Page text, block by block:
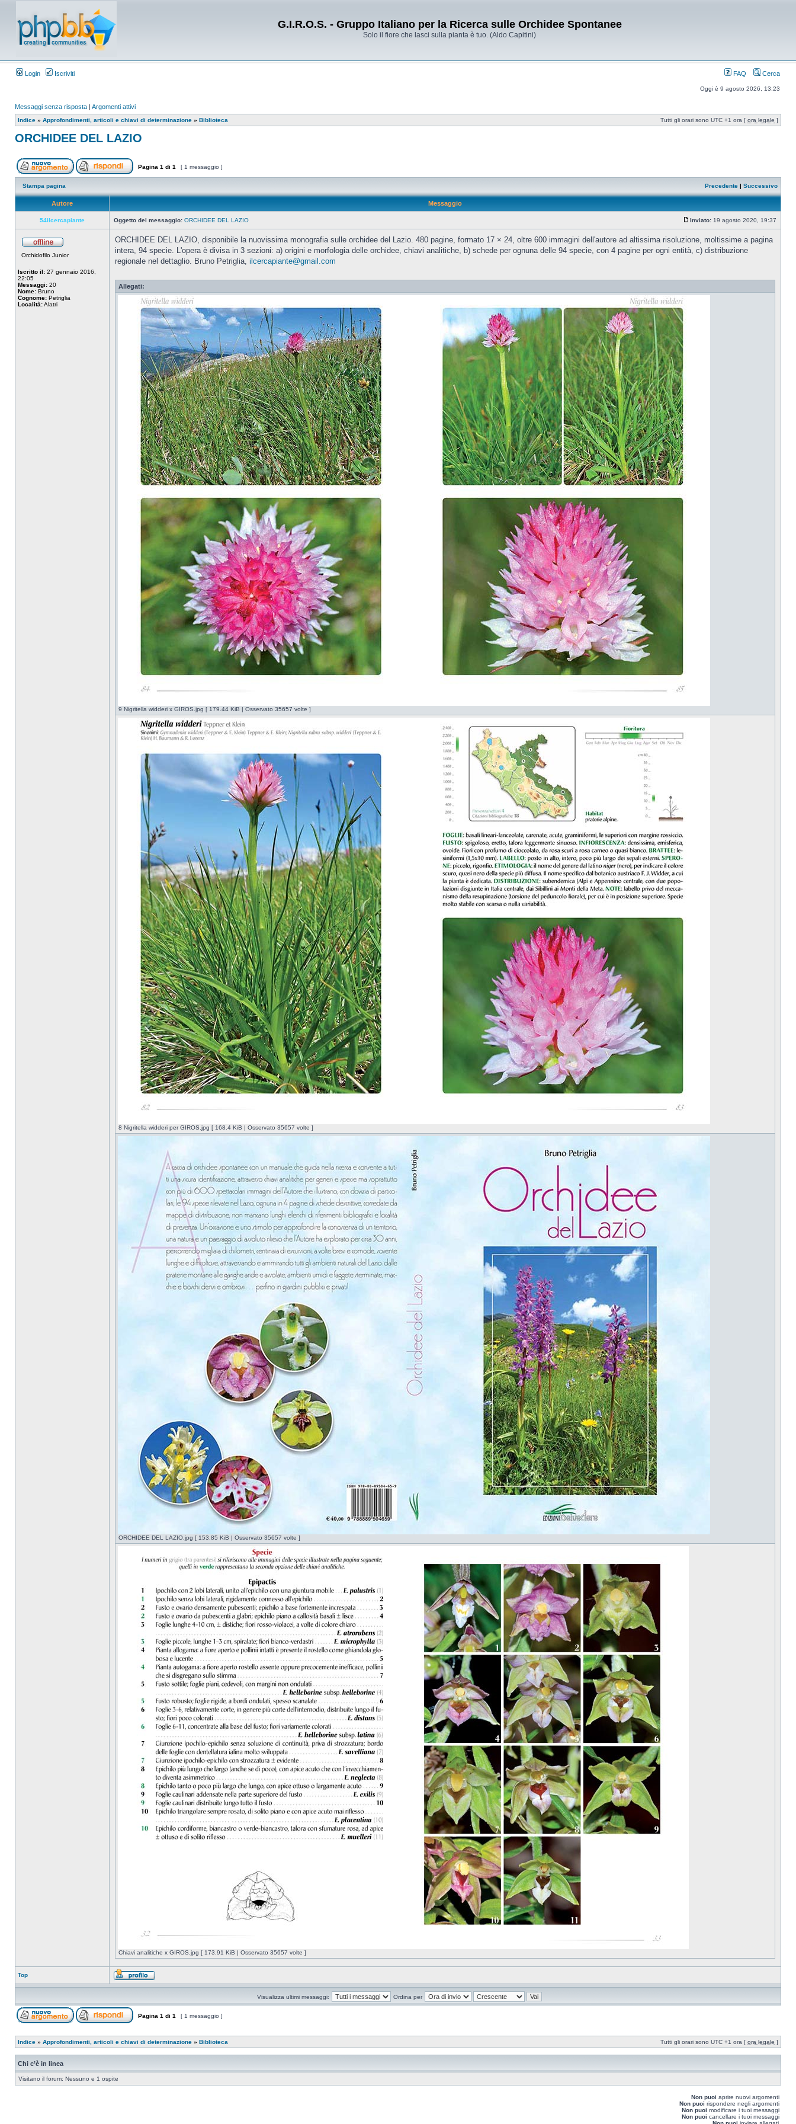
G.I.R.O.S. - Gruppo Italiano per la Ricerca sulle Orchidee Spontanee
Solo il fiore che lasci sulla pianta è tuo. (Aldo Capitini)
Login Iscriviti FAQ Cerca
Oggi è 9 agosto 2026, 13:23
Messaggi senza risposta | Argomenti attivi
Indice » Approfondimenti, articoli e chiavi di determinazione » Biblioteca Tutti gli orari sono UTC +1 ora [ ora legale ]
ORCHIDEE DEL LAZIO
Pagina 1 di 1 [ 1 messaggio ]
Stampa pagina Precedente | Successivo
Autore Messaggio
54ilcercapiante Oggetto del messaggio: ORCHIDEE DEL LAZIO Inviato: 19 agosto 2020, 19:37
Orchidofilo Junior
Iscritto il: 27 gennaio 2016,
22:05
Messaggi: 20
Nome: Bruno
Cognome: Petriglia
Località:Alatri
ORCHIDEE DEL LAZIO, disponibile la nuovissima monografia sulle orchidee del Lazio. 480 pagine, formato 17 × 24, oltre 600 immagini dell'autore ad altissima risoluzione, moltissime a pagina
intera, 94 specie. L'opera è divisa in 3 sezioni: a) origini e morfologia delle orchidee, chiavi analitiche, b) schede per ognuna delle 94 specie, con 4 pagine per ogni entità, c) distribuzione
regionale nel dettaglio. Bruno Petriglia, ilcercapiante@gmail.com
Allegati:
9 Nigritella widderi x GIROS.jpg [ 179.44 KiB | Osservato 35657 volte ]
8 Nigritella widderi per GIROS.jpg [ 168.4 KiB | Osservato 35657 volte ]
ORCHIDEE DEL LAZIO.jpg [ 153.85 KiB | Osservato 35657 volte ]
Chiavi analitiche x GIROS.jpg [ 173.91 KiB | Osservato 35657 volte ]
Top
Visualizza ultimi messaggi: Ordina per
Pagina 1 di 1 [ 1 messaggio ]
Indice » Approfondimenti, articoli e chiavi di determinazione » Biblioteca Tutti gli orari sono UTC +1 ora [ ora legale ]
Chi c’è in linea
Visitano il forum: Nessuno e 1 ospite
Non puoi aprire nuovi argomenti
Non puoi rispondere negli argomenti
Non puoi modificare i tuoi messaggi
Non puoi cancellare i tuoi messaggi